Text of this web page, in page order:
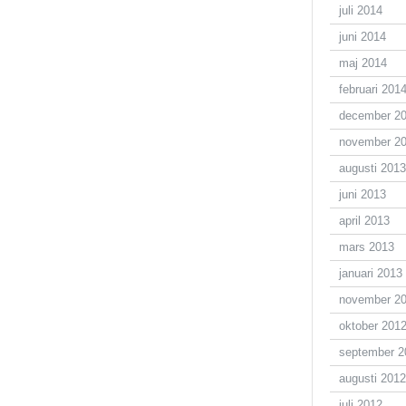
juli 2014
juni 2014
maj 2014
februari 2014
december
november
augusti 2013
juni 2013
april 2013
mars 2013
januari 2013
november
oktober 2012
september
augusti 2012